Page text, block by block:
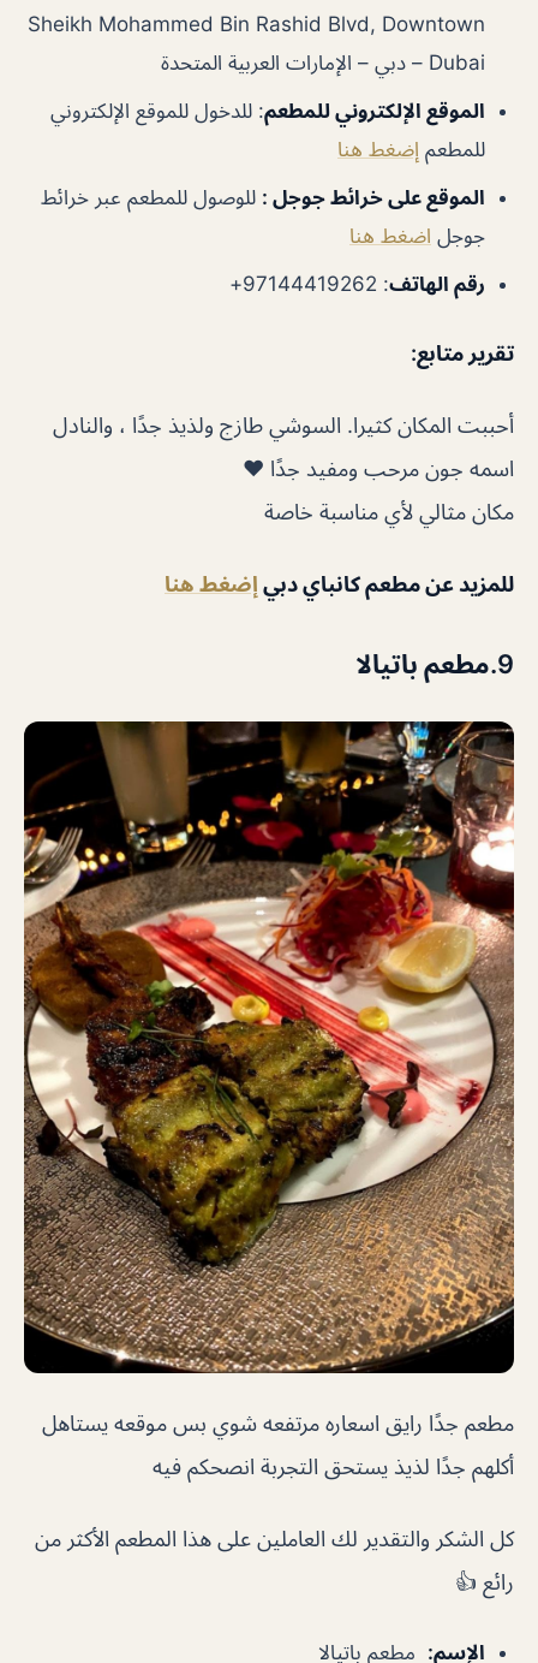
Sheikh Mohammed Bin Rashid Blvd, Downtown
Dubai – دبي – الإمارات العربية المتحدة
الموقع الإلكتروني للمطعم: للدخول للموقع الإلكتروني
للمطعم إضغط هنا
الموقع على خرائط جوجل : للوصول للمطعم عبر خرائط
جوجل اضغط هنا
رقم الهاتف: 97144419262+
تقرير متابع:
أحببت المكان كثيرا. السوشي طازج ولذيذ جدًا ، والنادل
اسمه جون مرحب ومفيد جدًا ❤️
مكان مثالي لأي مناسبة خاصة
للمزيد عن مطعم كانباي دبي إضغط هنا
9.مطعم باتيالا
مطعم جدًا رايق اسعاره مرتفعه شوي بس موقعه يستاهل
أكلهم جدًا لذيذ يستحق التجربة انصحكم فيه
كل الشكر والتقدير لك العاملين على هذا المطعم الأكثر من
رائع 👍
الإسم: مطعم باتيالا